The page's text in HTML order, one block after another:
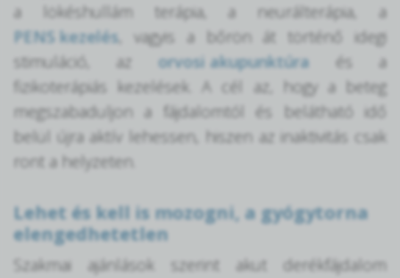
a lökéshullám terápia, a neurálterápia, a
PENS kezelés , vagyis a bőrön át történő idegi
stimuláció, az orvosi akupunktúra és a
fizikoterápiás kezelések. A cél az, hogy a beteg
megszabaduljon a fájdalomtól és belátható idő
belül újra aktív lehessen, hiszen az inaktivitás csak
ront a helyzeten.
Lehet és kell is mozogni, a gyógytorna
elengedhetetlen
Szakmai ajánlások szerint akut derékfájdalom